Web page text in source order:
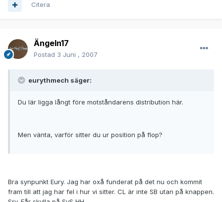
Citera
Ängeln17
Postad 3 Juni , 2007
eurythmech säger:
Du lär ligga långt före motståndarens distribution här.
Men vänta, varför sitter du ur position på flop?
Bra synpunkt Eury. Jag har oxå funderat på det nu och kommit
fram till att jag har fel i hur vi sitter. CL är inte SB utan på knappen.